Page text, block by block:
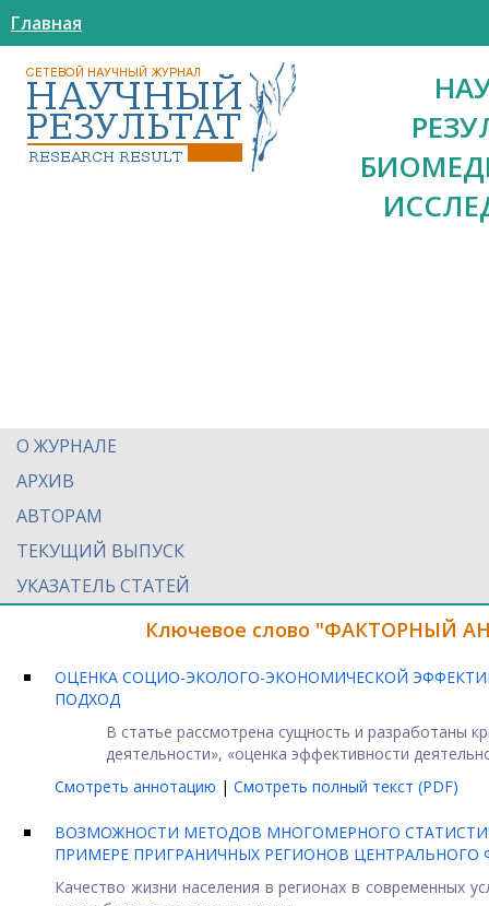
Главная
О ЖУРНАЛЕ
АРХИВ
АВТОРАМ
ТЕКУЩИЙ ВЫПУСК
УКАЗАТЕЛЬ СТАТЕЙ
Ключевое слово "ФАКТОРНЫЙ
ОЦЕНКА СОЦИО-ЭКОЛОГО-ЭКОНОМИЧЕСКОЙ
ПОДХОД
В статье рассмотрена сущность и разработаны
деятельности», «оценка эффективности
Смотреть аннотацию | Смотреть полный текст (PDF)
ВОЗМОЖНОСТИ МЕТОДОВ МНОГОМЕРНОГО
ПРИМЕРЕ ПРИГРАНИЧНЫХ РЕГИОНОВ ЦЕНТРАЛЬНОГО
Качество жизни населения в регионах в современных